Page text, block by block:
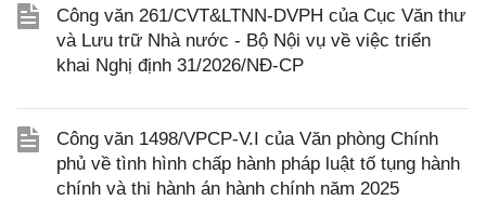
Công văn 261/CVT&LTNN-DVPH của Cục Văn thư
và Lưu trữ Nhà nước - Bộ Nội vụ về việc triển
khai Nghị định 31/2026/NĐ-CP
Công văn 1498/VPCP-V.I của Văn phòng Chính
phủ về tình hình chấp hành pháp luật tố tụng hành
chính và thi hành án hành chính năm 2025